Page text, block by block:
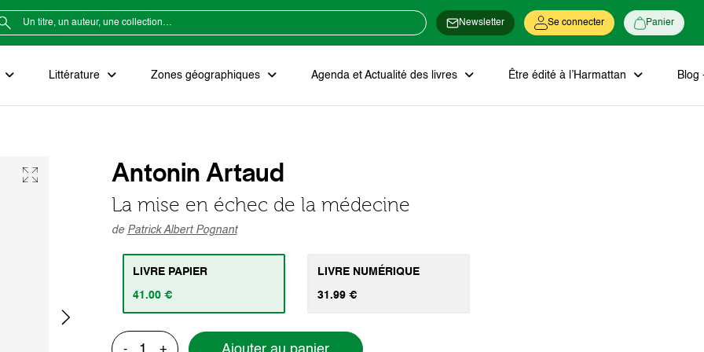
Newsletter Se connecter Panier
Littérature Zones géographiques Agenda et Actualité des livres Être édité à l’Harmattan Blog
Antonin Artaud
La mise en échec de la médecine
de Patrick Albert Pognant
LIVRE PAPIER
41.00 €
LIVRE NUMÉRIQUE
31.99 €
- +